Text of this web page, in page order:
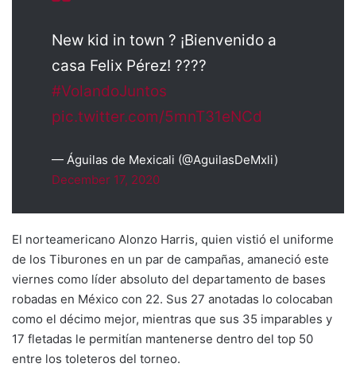
New kid in town ? ¡Bienvenido a
casa Felix Pérez! ????
#VolandoJuntos
pic.twitter.com/5mnT31eNCd
— Águilas de Mexicali (@AguilasDeMxli)
December 17, 2020
El norteamericano Alonzo Harris, quien vistió el uniforme
de los Tiburones en un par de campañas, amaneció este
viernes como líder absoluto del departamento de bases
robadas en México con 22. Sus 27 anotadas lo colocaban
como el décimo mejor, mientras que sus 35 imparables y
17 fletadas le permitían mantenerse dentro del top 50
entre los toleteros del torneo.